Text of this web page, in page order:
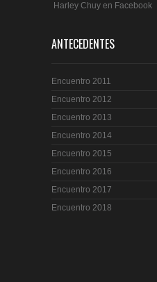
Harley Chuy en Facebook
ANTECEDENTES
Encuentro 2011
Encuentro 2012
Encuentro 2013
Encuentro 2014
Encuentro 2015
Encuentro 2016
Encuentro 2017
Encuentro 2018